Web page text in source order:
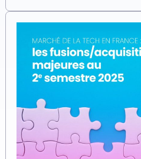
(TMT) continue de signer
dans l’économie.
En savoir plus